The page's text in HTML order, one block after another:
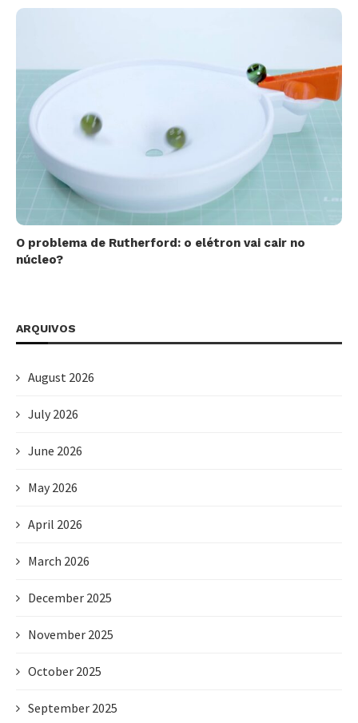
O problema de Rutherford: o elétron vai cair no
núcleo?
ARQUIVOS
August 2026
July 2026
June 2026
May 2026
April 2026
March 2026
December 2025
November 2025
October 2025
September 2025